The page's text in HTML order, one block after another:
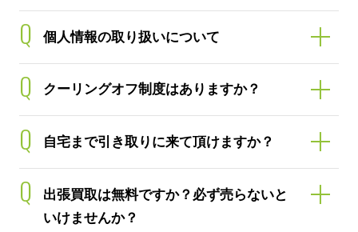
Q 個人情報の取り扱いについて
Q クーリングオフ制度はありますか？
Q 自宅まで引き取りに来て頂けますか？
Q
出張買取は無料ですか？必ず売らないと
いけませんか？